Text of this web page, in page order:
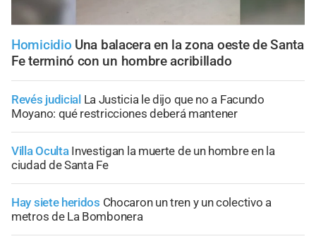
Homicidio Una balacera en la zona oeste de Santa
Fe terminó con un hombre acribillado
Revés judicial La Justicia le dijo que no a Facundo
Moyano: qué restricciones deberá mantener
Villa Oculta Investigan la muerte de un hombre en la
ciudad de Santa Fe
Hay siete heridos Chocaron un tren y un colectivo a
metros de La Bombonera